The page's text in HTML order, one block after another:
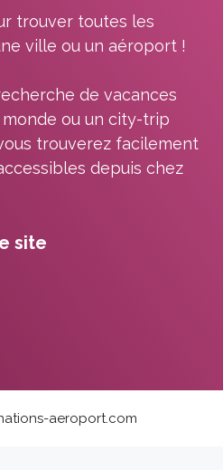
trouver toutes les
ville ou un aéroport !
de vacances
ou un city-trip
trouverez facilement
depuis chez
site
aeroport.com